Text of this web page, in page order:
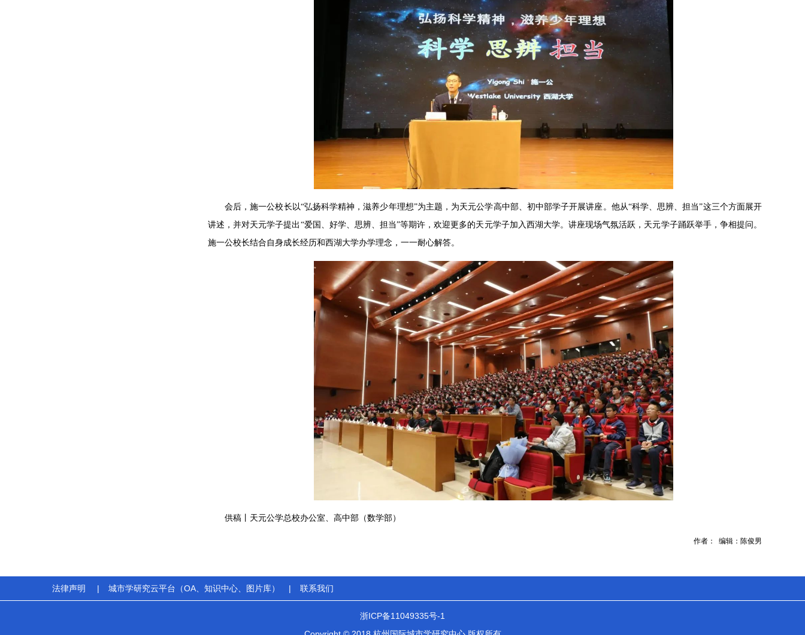
会后，施一公校长以“弘扬科学精神，滋养少年理想”为主题，为天元公学高中部、初中部学子开展讲座。他从“科学、思辨、担当”这三个方面展开
讲述，并对天元学子提出“爱国、好学、思辨、担当”等期许，欢迎更多的天元学子加入西湖大学。讲座现场气氛活跃，天元学子踊跃举手，争相提问。
施一公校长结合自身成长经历和西湖大学办学理念，一一耐心解答。
供稿丨天元公学总校办公室、高中部（数学部）
作者： 编辑：陈俊男
法律声明 | 城市学研究云平台（OA、知识中心、图片库） | 联系我们
浙ICP备11049335号-1